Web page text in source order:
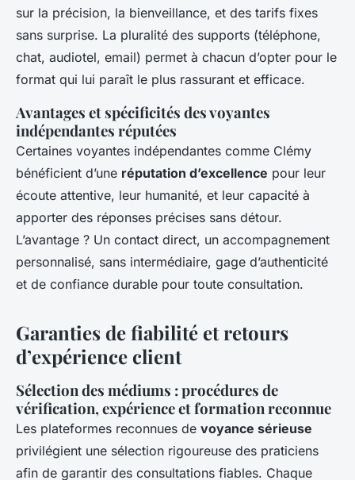
sur la précision, la bienveillance, et des tarifs fixes
sans surprise. La pluralité des supports (téléphone,
chat, audiotel, email) permet à chacun d’opter pour le
format qui lui paraît le plus rassurant et efficace.
Avantages et spécificités des voyantes
indépendantes réputées
Certaines voyantes indépendantes comme Clémy
bénéficient d’une réputation d’excellence pour leur
écoute attentive, leur humanité, et leur capacité à
apporter des réponses précises sans détour.
L’avantage ? Un contact direct, un accompagnement
personnalisé, sans intermédiaire, gage d’authenticité
et de confiance durable pour toute consultation.
Garanties de fiabilité et retours
d’expérience client
Sélection des médiums : procédures de
vérification, expérience et formation reconnue
Les plateformes reconnues de voyance sérieuse
privilégient une sélection rigoureuse des praticiens
afin de garantir des consultations fiables. Chaque